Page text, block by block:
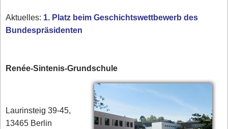
Aktuelles: 1. Platz beim Geschichtswettbewerb des
Bundespräsidenten
Renée-Sintenis-Grundschule
Laurinsteig 39-45,
13465 Berlin